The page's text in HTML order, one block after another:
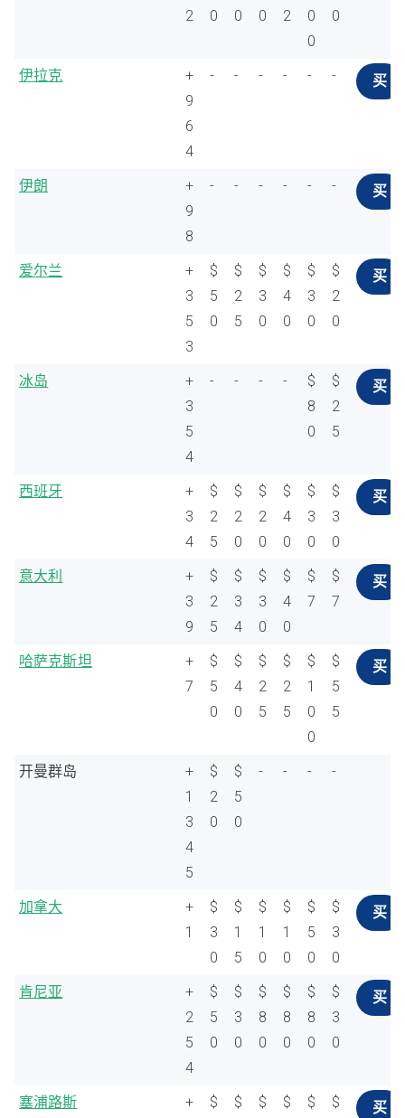
2
0
0
0
2
0
0
0
伊拉克
+
9
6
4
- - - - - - 买
伊朗
+
9
8
- - - - - - 买
爱尔兰
+
3
5
3
$
5
0
$
2
5
$
3
0
$
4
0
$
3
0
$
2
0
买
冰岛
+
3
5
4
- - - -
$
8
0
$
2
5
买
西班牙
+
3
4
$
2
5
$
2
0
$
2
0
$
4
0
$
3
0
$
3
0
买
意大利
+
3
9
$
2
5
$
3
4
$
3
0
$
4
0
$
7
$
7
买
哈萨克斯坦
+
7
$
5
0
$
4
0
$
2
5
$
2
5
$
1
0
0
$
5
5
买
开曼群岛
+
1
3
4
5
$
2
0
$
5
0
- - - -
加拿大
+
1
$
3
0
$
1
5
$
1
0
$
1
0
$
5
0
$
3
0
买
肯尼亚
+
2
5
4
$
5
0
$
3
0
$
8
0
$
8
0
$
8
0
$
3
0
买
塞浦路斯
+
$
$
$
$
$
$
买